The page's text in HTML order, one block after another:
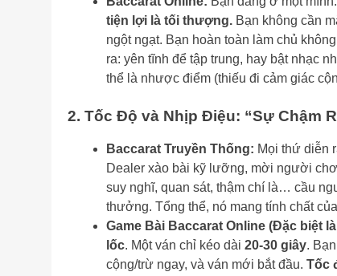
tiện lợi là tối thượng. Bạn không cần
ngột ngạt. Bạn hoàn toàn làm chủ
ra: yên tĩnh để tập trung, hay bật nhạc
thể là nhược điểm (thiếu đi cảm giác
2. Tốc Độ và Nhịp Điệu: “Sự Chậm
Baccarat Truyền Thống: Mọi thứ diễn
Dealer xào bài kỹ lưỡng, mời người
suy nghĩ, quan sát, thậm chí là… cầu
thưởng. Tổng thể, nó mang tính chất
Game Bài Baccarat Online (Đặc biệt
lốc. Một ván chỉ kéo dài 20-30 giây.
cộng/trừ ngay, và ván mới bắt đầu. Tốc